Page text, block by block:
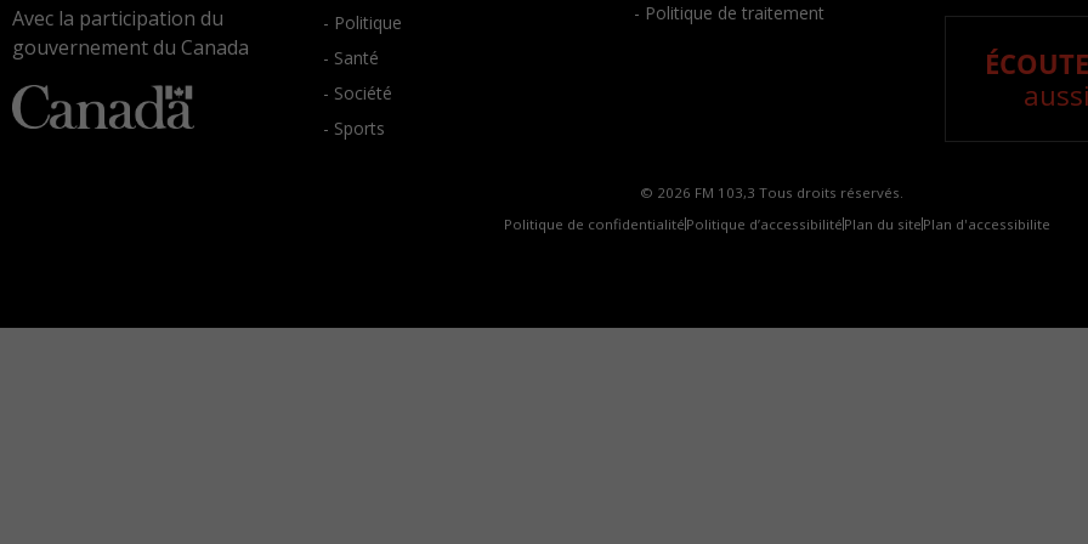
Avec la participation du
gouvernement du Canada
- Politique
- Santé
- Société
- Sports
- Politique de traitement
© 2026 FM 103,3 Tous droits réservés.
Politique de confidentialité Politique d’accessibilité Plan du site Plan d'accessibilite